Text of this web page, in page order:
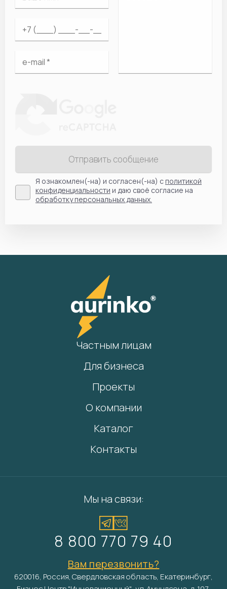
Отправить сообщение
Я ознакомлен(-на) и согласен(-на) сполитикой
конфиденциальности и даю своё согласие на
обработку персональных данных.
Частным лицам
Для бизнеса
Проекты
О компании
Каталог
Контакты
Мы на связи:
8 800 770 79 40
Вам перезвонить?
620016, Россия, Свердловская область, Екатеринбург,